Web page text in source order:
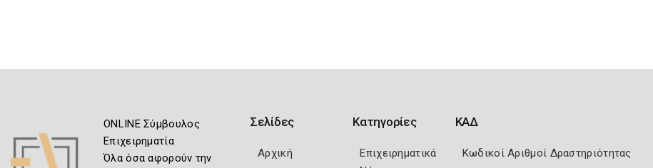
ONLINE Σύμβουλος
Επιχειρηματία
Όλα όσα αφορούν την
Σελίδες
Αρχική
Κατηγορίες
Επιχειρηματικά
ΚΑΔ
Κωδικοί Αριθμοί Δραστηριότητας